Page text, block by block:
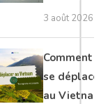
les plus
belles à
découvrir
3 août 2026
Comment
se déplacer
au Vietnam